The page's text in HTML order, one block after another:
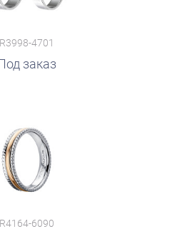
R3998-4701
заказ
R4164-6090